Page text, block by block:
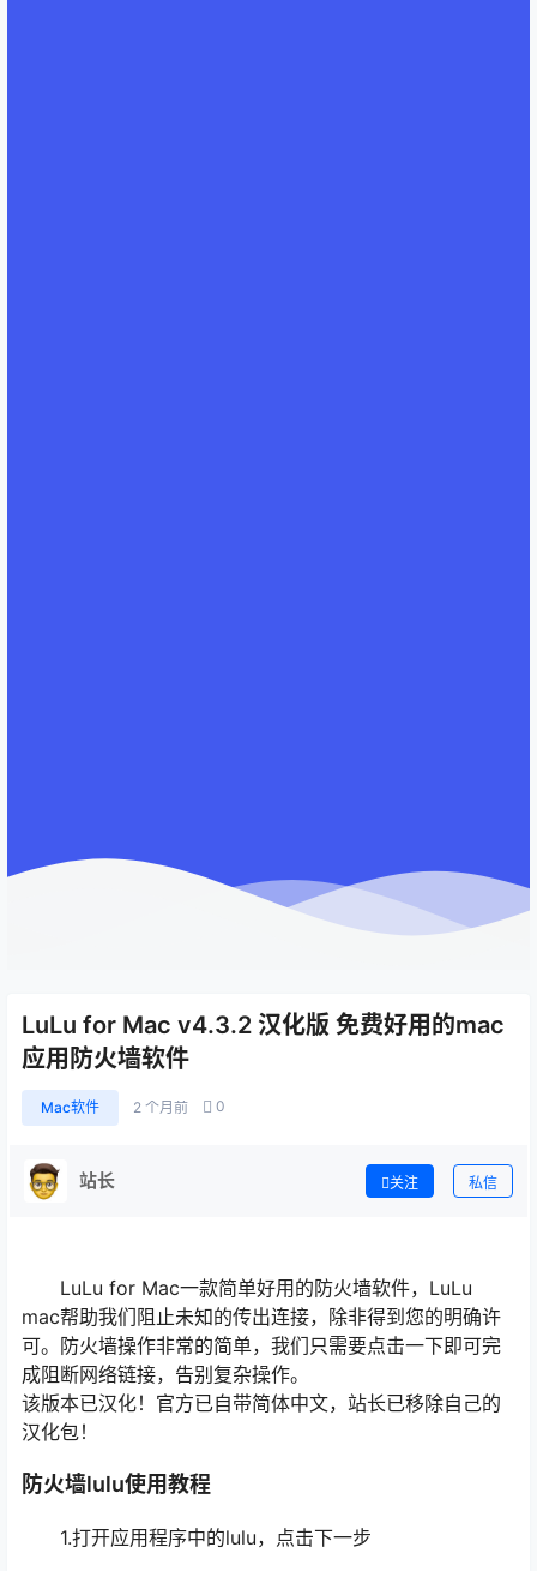
LuLu for Mac v4.3.2 汉化版 免费好用的mac
应用防火墙软件
Mac软件 2 个月前 0
站长 关注 私信
LuLu for Mac一款简单好用的防火墙软件，LuLu
mac帮助我们阻止未知的传出连接，除非得到您的明确许
可。防火墙操作非常的简单，我们只需要点击一下即可完
成阻断网络链接，告别复杂操作。
该版本已汉化！官方已自带简体中文，站长已移除自己的
汉化包！
防火墙lulu使用教程
1.打开应用程序中的lulu，点击下一步